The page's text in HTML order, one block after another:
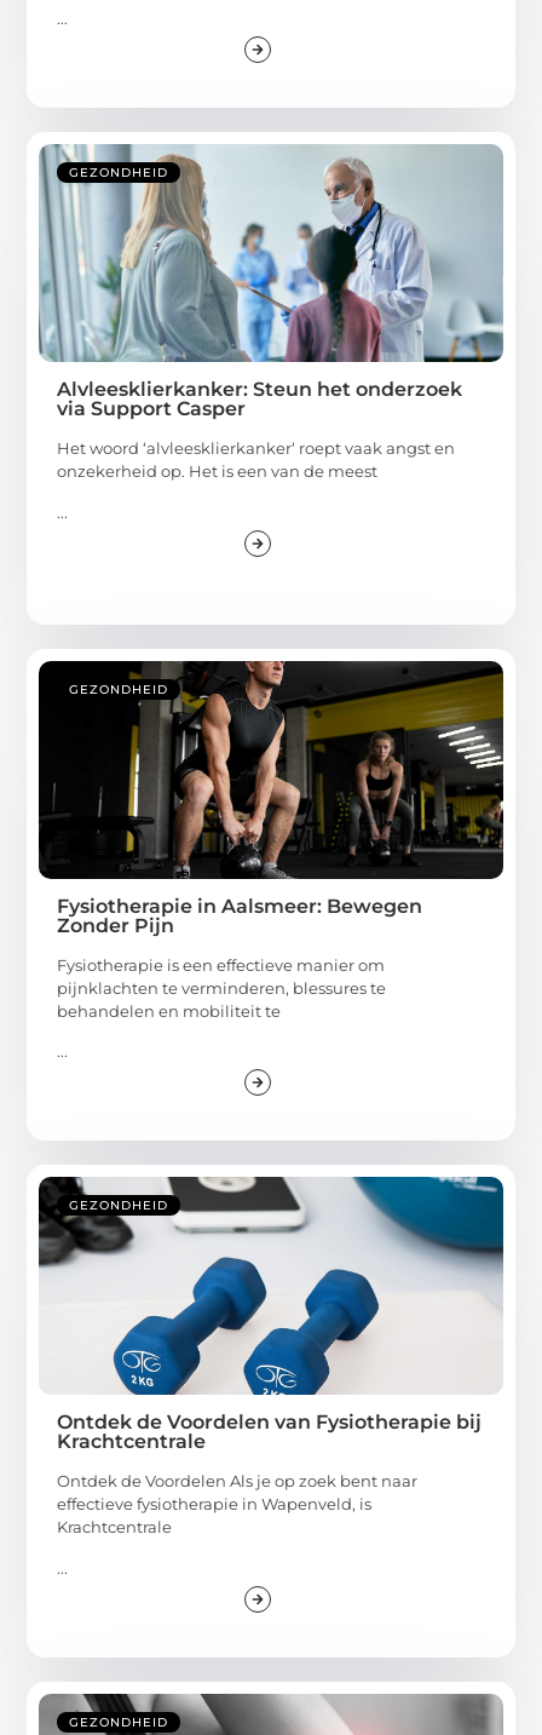
...
GEZONDHEID
Alvleesklierkanker: Steun het onderzoek
via Support Casper
Het woord ‘alvleesklierkanker‘ roept vaak angst en
onzekerheid op. Het is een van de meest
...
GEZONDHEID
Fysiotherapie in Aalsmeer: Bewegen
Zonder Pijn
Fysiotherapie is een effectieve manier om
pijnklachten te verminderen, blessures te
behandelen en mobiliteit te
...
GEZONDHEID
Ontdek de Voordelen van Fysiotherapie bij
Krachtcentrale
Ontdek de Voordelen Als je op zoek bent naar
effectieve fysiotherapie in Wapenveld, is
Krachtcentrale
...
GEZONDHEID